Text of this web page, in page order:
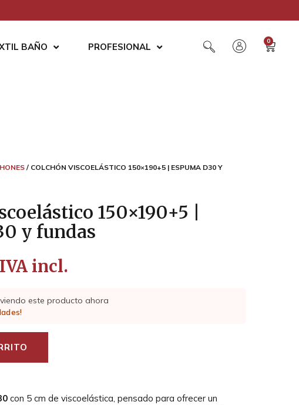
BAÑO PROFESIONAL
0
/ COLCHÓN VISCOELÁSTICO 150×190+5 | ESPUMA D30 Y
150×190+5 |
y fundas
IVA incl.
este producto ahora
con 5 cm de viscoelástica, pensado para ofrecer un